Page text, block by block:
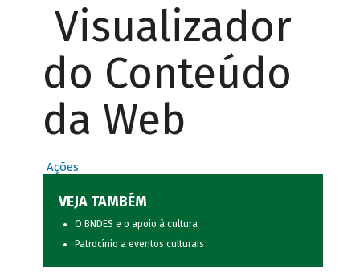
Visualizador
do Conteúdo
da Web
Ações
VEJA TAMBÉM
O BNDES e o apoio à cultura
Patrocínio a eventos culturais